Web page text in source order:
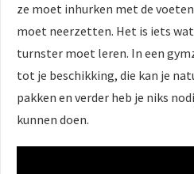
ze moet inhurken met de
moet neerzetten. Het is iets
turnster moet leren. In een
tot je beschikking, die kan je
pakken en verder heb je niks
kunnen doen.